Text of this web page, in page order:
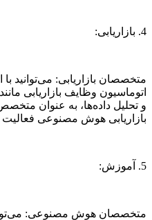
4. بازاریابی:
متخصصان بازاریابی: می‌توانید
اتوماسیون وظایف بازاریابی
و تحلیل داده‌ها، به عنوان متخصص
بازاریابی هوش مصنوعی فعالیت
5. آموزش:
متخصصان هوش مصنوعی: می‌توانید